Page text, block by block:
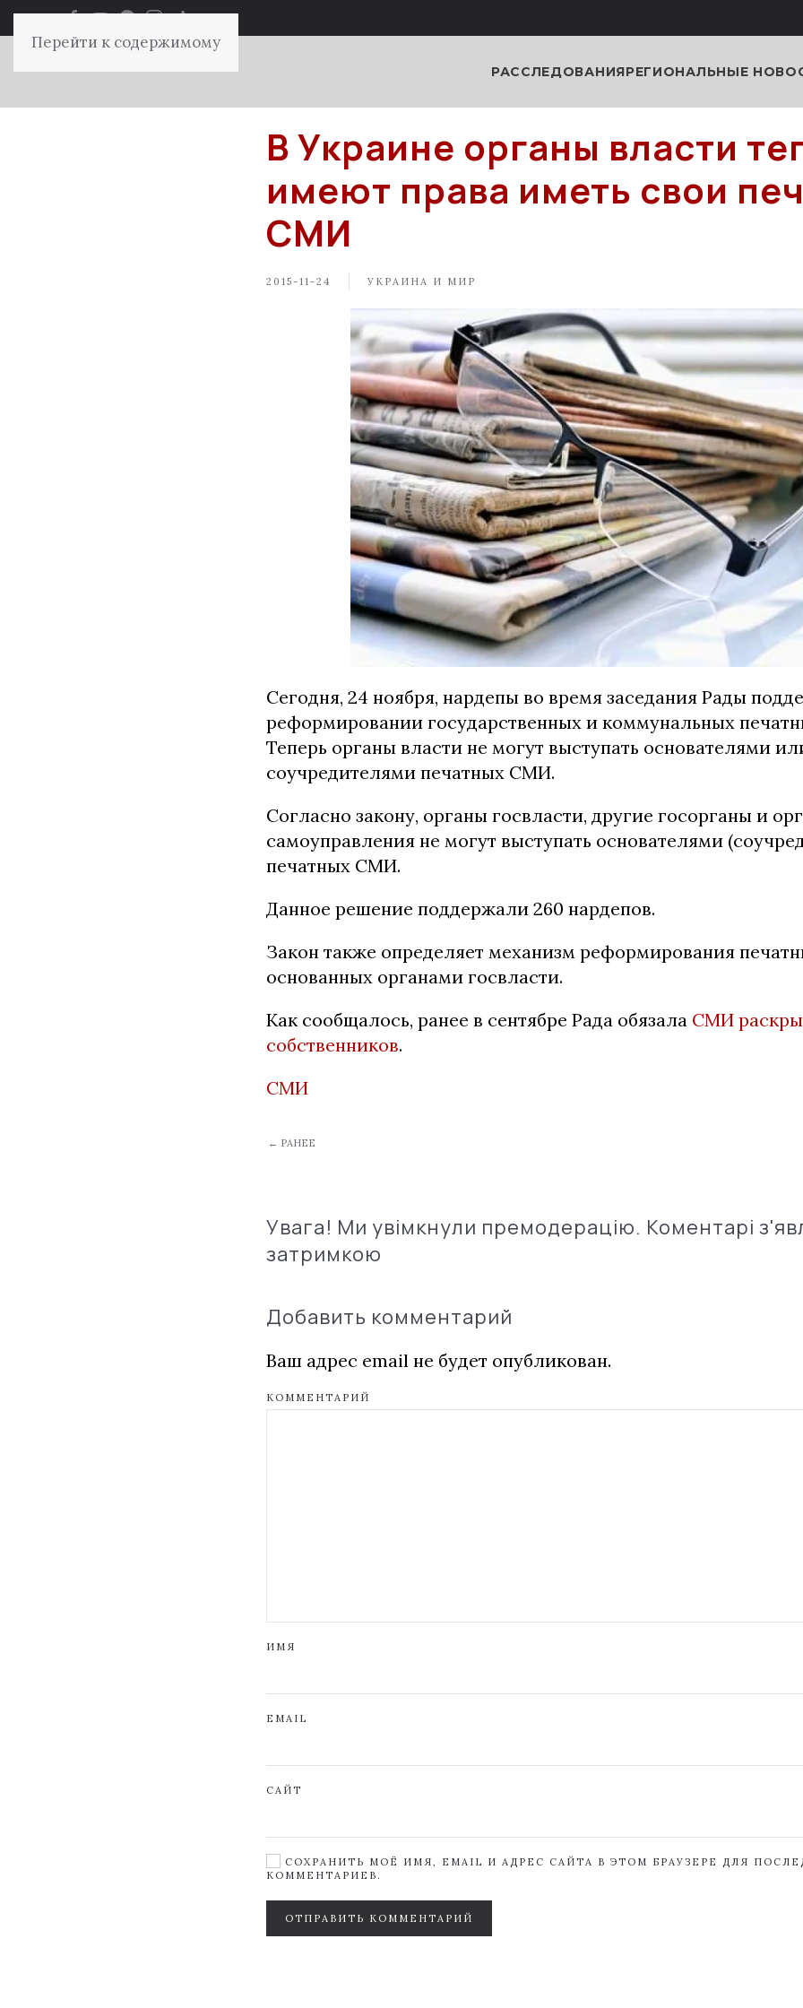
Перейти к содержимому
РАССЛЕДОВАНИЯРЕГИОНАЛЬНЫЕ
В Украине органы власти
имеют права иметь свои
СМИ
2015-11-24 УКРАИНА И МИР
Сегодня, 24 ноября, нардепы во время заседания Рады
реформировании государственных и коммунальных
Теперь органы власти не могут выступать основателями
соучредителями печатных СМИ.
Согласно закону, органы госвласти, другие госорганы и
самоуправления не могут выступать основателями
печатных СМИ.
Данное решение поддержали 260 нардепов.
Закон также определяет механизм реформирования
основанных органами госвласти.
Как сообщалось, ранее в сентябре Рада обязала СМИ
собственников.
СМИ
← РАНЕЕ
Увага! Ми увімкнули премодерацію. Коментарі
затримкою
Добавить комментарий
Ваш адрес email не будет опубликован.
КОММЕНТАРИЙ
ИМЯ
EMAIL
САЙТ
СОХРАНИТЬ МОЁ ИМЯ, EMAIL И АДРЕС САЙТА В ЭТОМ БРАУЗЕРЕ ДЛЯ
КОММЕНТАРИЕВ.
ОТПРАВИТЬ КОММЕНТАРИЙ